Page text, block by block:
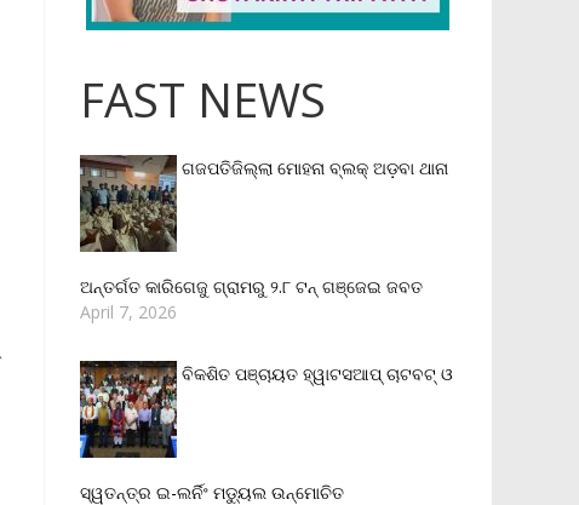
FAST NEWS
ଗଜପତିଜିଲ୍ଲା ମୋହନା ବ୍ଲକ୍‌ ଅଡ଼ବା ଥାନା
ଅନ୍ତର୍ଗତ କାରିଗେଜୁ ଗ୍ରାମରୁ ୨.୮ ଟନ୍ ଗଞ୍ଜେଇ ଜବତ
April 7, 2026
ବିକଶିତ ପଞ୍ଚାୟତ ହ୍ୱାଟସଆପ୍ ଚାଟବଟ୍ ଓ
ସ୍ୱତନ୍ତ୍ର ଇ-ଲର୍ନିଂ ମଡ୍ୟୁଲ ଉନ୍ମୋଚିତ